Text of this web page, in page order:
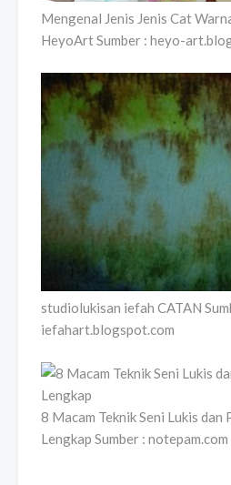
Mengenal Jenis Jenis Cat
HeyoArt Sumber : heyo-
studiolukisan iefah CATAN
iefahart.blogspot.com
8 Macam Teknik Seni Lukis dan
Lengkap Sumber : notepam.com